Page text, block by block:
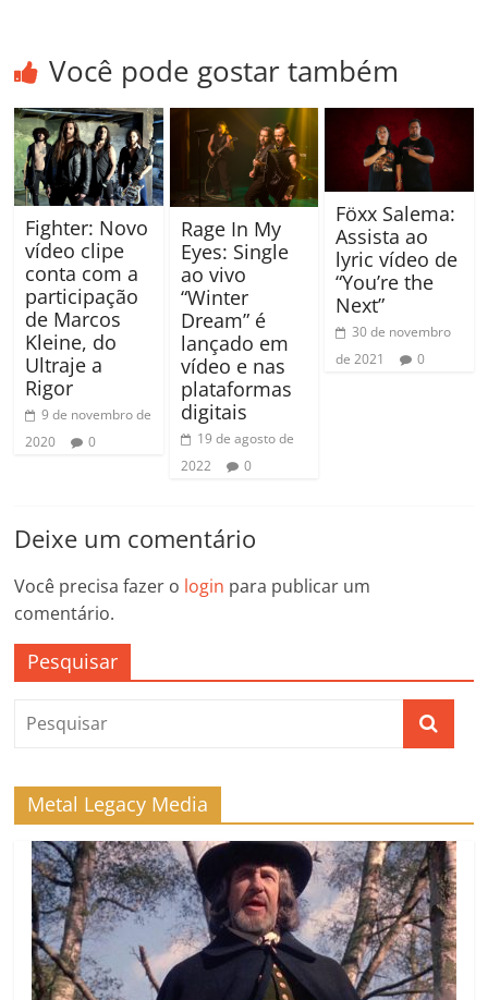
Você pode gostar também
Fighter: Novo
vídeo clipe
conta com a
participação
de Marcos
Kleine, do
Ultraje a
Rigor
9 de novembro de
2020
0
Rage In My
Eyes: Single
ao vivo
“Winter
Dream” é
lançado em
vídeo e nas
plataformas
digitais
19 de agosto de
2022
0
Föxx Salema:
Assista ao
lyric vídeo de
“You’re the
Next”
30 de novembro
de 2021
0
Deixe um comentário
Você precisa fazer o login para publicar um
comentário.
Pesquisar
Metal Legacy Media